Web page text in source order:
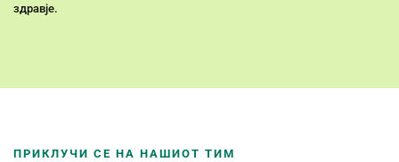
здравје.
ПРИКЛУЧИ СЕ НА НАШИОТ ТИМ